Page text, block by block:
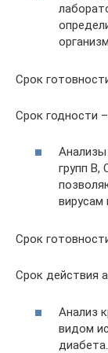
Срок
Срок годности
Анализы
групп В,
вирусам
Срок
Срок действия
Анализ
видом
диабета.